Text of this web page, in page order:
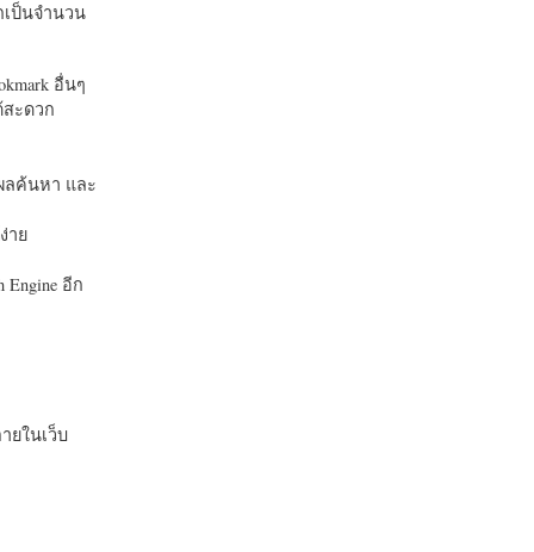
ป็นจำนวน
อื่นๆ
สะดวก
ลค้นหา และ
าย
อีก
ยในเว็บ